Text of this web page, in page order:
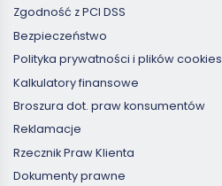
Zgodność z PCI DSS
Bezpieczeństwo
Polityka prywatności i plików cookies
Kalkulatory finansowe
Broszura dot. praw konsumentów
Reklamacje
Rzecznik Praw Klienta
Dokumenty prawne